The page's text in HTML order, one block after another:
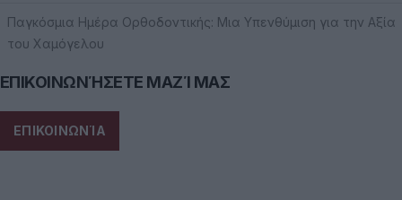
Παγκόσμια Ημέρα Ορθοδοντικής: Μια Υπενθύμιση για την Αξία
του Χαμόγελου
ΕΠΙΚΟΙΝΩΝΉΣΕΤΕ ΜΑΖΊ ΜΑΣ
ΕΠΙΚΟΙΝΩΝΊΑ